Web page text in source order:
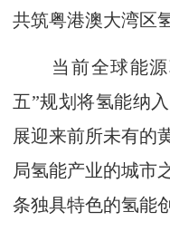
共筑粤港澳大湾区
当前全球能源
五”规划将氢能纳
展迎来前所未有的
局氢能产业的城市
条独具特色的氢能